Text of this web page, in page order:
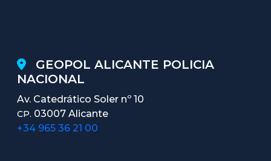
GEOPOL ALICANTE POLICIA
NACIONAL
Av. Catedrático Soler nº 10
CP. 03007 Alicante
+34 965 36 21 00